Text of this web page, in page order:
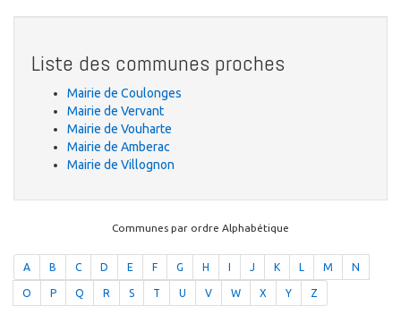
Liste des communes proches
Mairie de Coulonges
Mairie de Vervant
Mairie de Vouharte
Mairie de Amberac
Mairie de Villognon
Communes par ordre Alphabétique
A B C D E F G H J K L M N
O P Q R S T U V W X Y Z